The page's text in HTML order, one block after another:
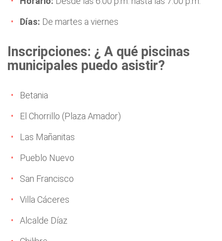
Días: De martes a viernes
Inscripciones: ¿ A qué piscinas
municipales puedo asistir?
Betania
El Chorrillo (Plaza Amador)
Las Mañanitas
Pueblo Nuevo
San Francisco
Villa Cáceres
Alcalde Díaz